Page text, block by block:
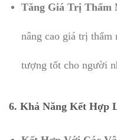
Tăng Giá Trị Thẩm
nâng cao giá trị thẩm
tượng tốt cho người
6. Khả Năng Kết Hợp